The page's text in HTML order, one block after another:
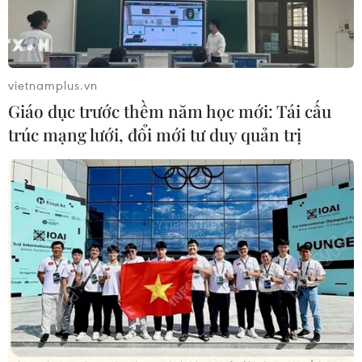
Australia đề cao hợp tác với Việt Nam
vì hòa bình, ổn định và thịnh vượng
07/08/2026 07:09
Cựu Đại sứ Australia: Tầm nhìn hợp
tác mới cho quan hệ Việt Nam-
Australia
07/08/2026 05:00
Hãng hàng không Air Premia của
Hàn Quốc nối lại đường bay
Incheon-TP Hồ Chí Minh
07/08/2026 04:28
vietnamplus.vn
Giáo dục trước thềm năm học mới: Tái cấu
trúc mạng lưới, đổi mới tư duy quản trị